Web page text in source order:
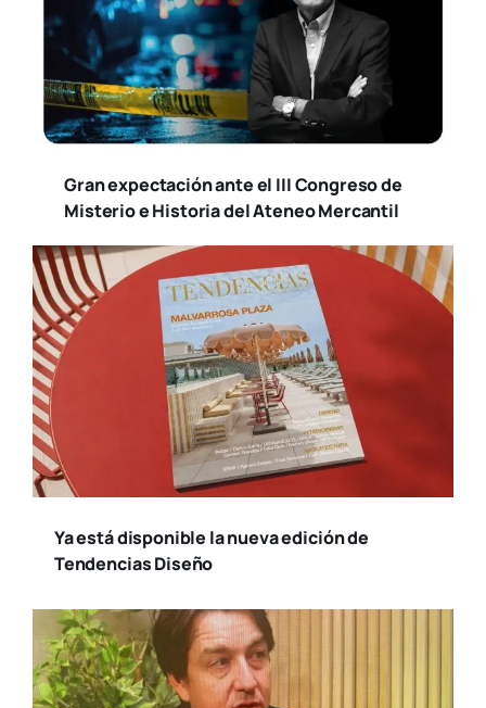
Gran expectación ante el III Congreso de
Misterio e Historia del Ateneo Mercantil
Ya está disponible la nueva edición de
Tendencias Diseño